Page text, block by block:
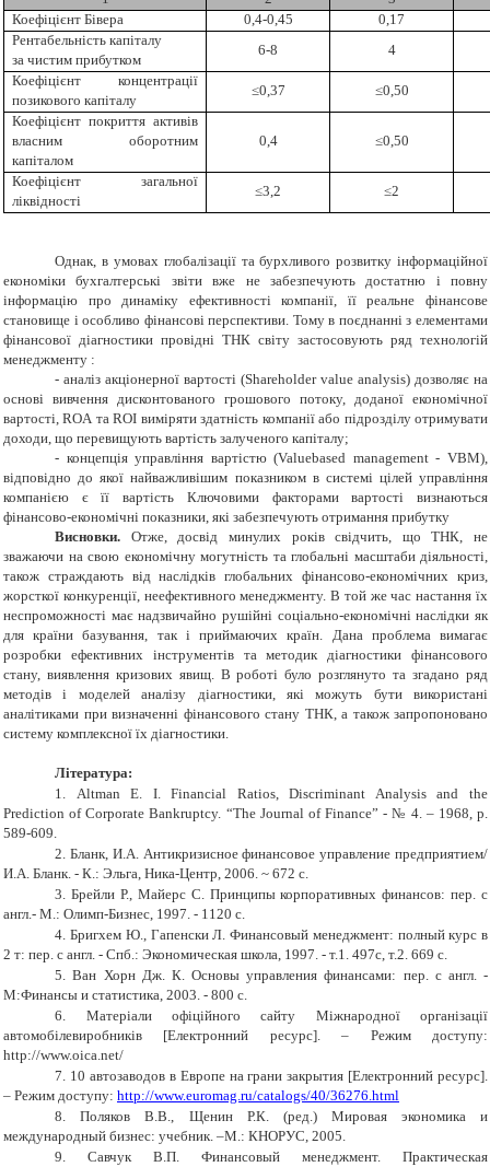
Коефіцієнт Бівера
0,4-0,45
0,17
Рентабельність капіталу
за чистим прибутком
6-8
4
Коефіцієнт концентрації
позикового капіталу
≤0,37
≤0,50
Коефіцієнт покриття активів
власним оборотним
капіталом
0,4 ≤0,50
Коефіцієнт загальної
ліквідності
≤3,2 ≤2
Однак, в умовах глобалізації та бурхливого розвитку інформаційної
економіки бухгалтерські звіти вже не забезпечують достатню і повну
інформацію про динаміку ефективності компанії, її реальне фінансове
становище і особливо фінансові перспективи. Тому в поєднанні з елементами
фінансової діагностики провідні ТНК світу застосовують ряд технологій
менеджменту :
- аналіз акціонерної вартості (Shareholder value analysis) дозволяє на
основі вивчення дисконтованого грошового потоку, доданої економічної
вартості,ROA таROI виміряти здатність компанії або підрозділу отримувати
доходи, що перевищують вартість залученого капіталу;
- концепція управління вартістю (Valuebased management-VBM),
відповідно до якої найважливішим показником в системі цілей управління
компанією є її вартість Ключовими факторами вартості визнаються
фінансово-економічні показники, які забезпечують отримання прибутку
Висновки. Отже, досвід минулих років свідчить, що ТНК, не
зважаючи на свою економічну могутність та глобальні масштаби діяльності,
також страждають від наслідків глобальних фінансово-економічних криз,
жорсткої конкуренції, неефективного менеджменту. В той же час настання їх
неспроможності має надзвичайно рушійні соціально-економічні наслідки як
для країни базування, так і приймаючих країн. Дана проблема вимагає
розробки ефективних інструментів та методик діагностики фінансового
стану, виявлення кризових явищ. В роботі було розглянуто та згадано ряд
методів і моделей аналізу діагностики, які можуть бути використані
аналітиками при визначенні фінансового стану ТНК, а також запропоновано
систему комплексної їх діагностики.
Література:
1.
Altman E. I. Financial Ratios, Discriminant Analysis and the
Prediction of Corporate Bankruptcy. “The Journal of Finance” - № 4. – 1968, p.
589-609.
2. Бланк, И.А. Антикризисное финансовое управление предприятием/
И.А. Бланк. - К.: Эльга, Ника-Центр, 2006. ~ 672 с.
3. Брейли Р., Майерс С. Принципы корпоративных финансов: пер. с
англ.- М.: Олимп-Бизнес, 1997. - 1120 с.
4. Бригхем Ю., Гапенски Л. Финансовый менеджмент: полный курс в
2 т: пер. с англ. - Спб.: Экономическая школа, 1997. - т.1. 497с, т.2. 669 с.
5. Ван Хорн Дж. К. Основы управления финансами: пер. с англ. -
М:Финансы и статистика, 2003. - 800 с.
6.
Матеріали офіційного сайту Міжнародної організації
автомобілевиробників [Електронний ресурс]. – Режим доступу:
http://www.oica.net/
7. 10 автозаводов в Европе на грани закрытия [Електронний ресурс].
– Режим доступу: http://www.euromag.ru/catalogs/40/36276.html
8.
Поляков В.В., Щенин Р.К. (ред.) Мировая экономика и
международный бизнес: учебник. –М.: КНОРУС, 2005.
9.
Савчук В.П. Финансовый менеджмент. Практическая